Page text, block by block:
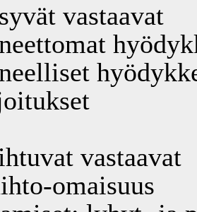
vastaavat
vastaavat
omaisuus